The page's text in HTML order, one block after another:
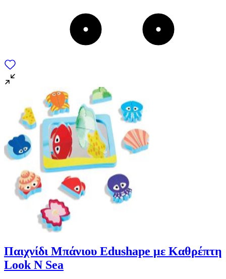
Παιχνίδι Μπάνιου Edushape με Καθρέπτη
Look N Sea